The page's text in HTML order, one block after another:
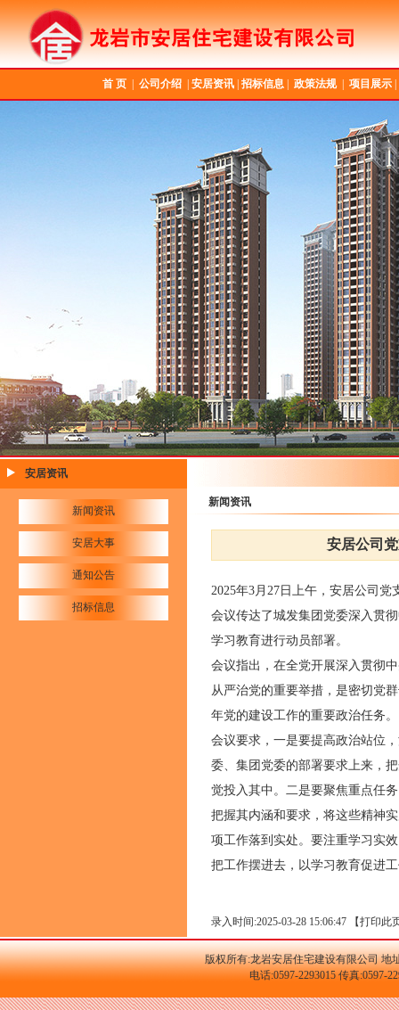
首 页 公司介绍 安居资讯 招标信息 政策法规| 项目展示
安居资讯
新闻资讯
安居大事
通知公告
招标信息
新闻资讯
安居公司
2025年3月27日上午，安居公司
会议传达了城发集团党委深入贯
学习教育进行动员部署。
会议指出，在全党开展深入贯彻
从严治党的重要举措，是密切党
年党的建设工作的重要政治任务
会议要求，一是要提高政治站位
委、集团党委的部署要求上来，
觉投入其中。二是要聚焦重点任
把握其内涵和要求，将这些精神
项工作落到实处。要注重学习实
把工作摆进去，以学习教育促进
录入时间:2025-03-28 15:06:47 【打印此
版权所有:龙岩安居住宅建设有限公司 地
电话:0597-2293015 传真:0597-